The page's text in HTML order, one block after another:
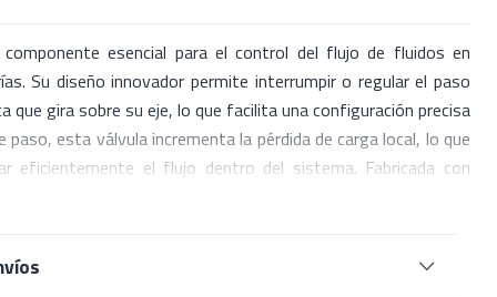
esencial para el control del flujo de fluidos en
Su diseño innovador permite interrumpir o regular el paso
que gira sobre su eje, lo que facilita una configuración precisa
paso, esta válvula incrementa la pérdida de carga local, lo que
eficientemente el flujo dentro del sistema. Fabricada con
de instalar y mantener. Con su capacidad para ofrecer un
su versatilidad, es la elección perfecta para optimizar el